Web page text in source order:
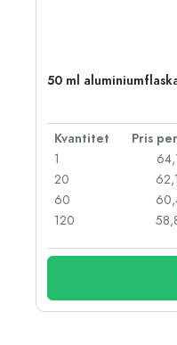
50 ml
Kvantitet
1
20
60
120